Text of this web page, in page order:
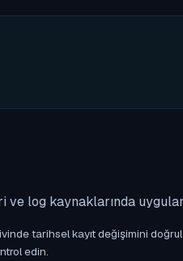
ve log kaynaklarında
tarihsel kayıt değişimini
edin.